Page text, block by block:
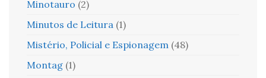
Minotauro (2)
Minutos de Leitura (1)
Mistério, Policial e Espionagem (48)
Montag (1)